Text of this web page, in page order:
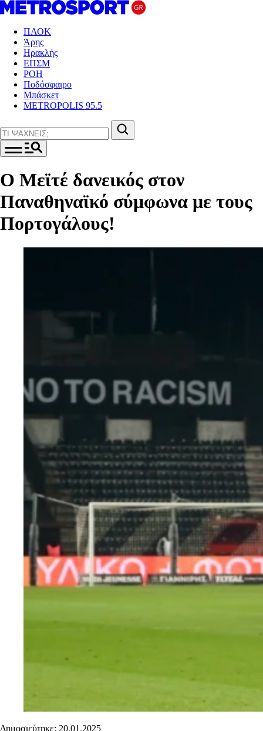
ΠΑΟΚ
Άρης
Ηρακλής
ΕΠΣΜ
ΡΟΗ
Ποδόσφαιρο
Μπάσκετ
METROPOLIS 95.5
Ο Μεϊτέ δανεικός στον
Παναθηναϊκό σύμφωνα με τους
Πορτογάλους!
Δημοσιεύτηκε: 20.01.2025